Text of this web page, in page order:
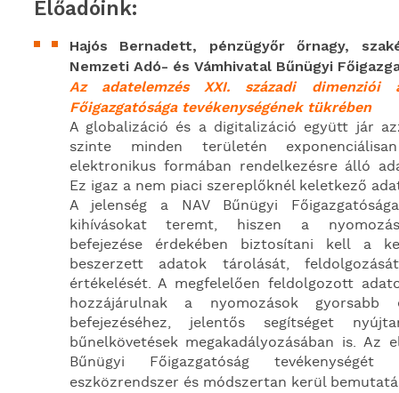
Előadóink:
Hajós Bernadett, pénzügyőr őrnagy,
Nemzeti Adó- és Vámhivatal Bűnügyi
Az adatelemzés XXI. századi dimenziói
Főigazgatósága tevékenységének tükrében
A globalizáció és a digitalizáció együtt jár
szinte minden területén
elektronikus formában rendelkezésre álló
Ez igaz a nem piaci szereplőknél keletkező
A jelenség a NAV Bűnügyi
kihívásokat teremt, hiszen a
befejezése érdekében biztosítani kell a
beszerzett adatok tárolását,
értékelését. A megfelelően feldolgozott
hozzájárulnak a nyomozások gyorsabb
befejezéséhez, jelentős segítséget
bűnelkövetések megakadályozásában is. Az
Bűnügyi Főigazgatóság
eszközrendszer és módszertan kerül